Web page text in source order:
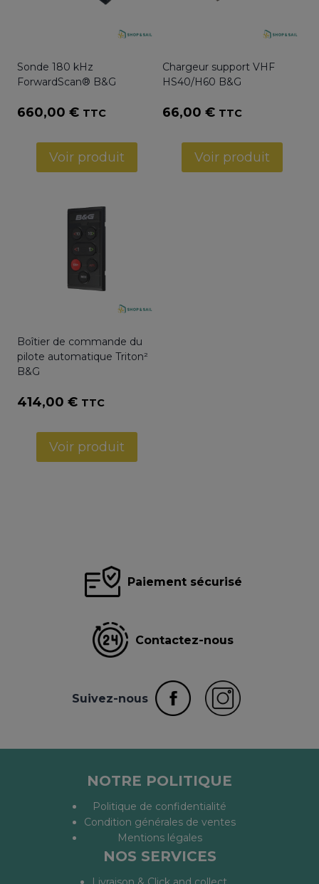
Sonde 180 kHz
ForwardScan® B&G
660,00 € TTC
Voir produit
Chargeur support VHF
HS40/H60 B&G
66,00 € TTC
Voir produit
Boîtier de commande du
pilote automatique Triton²
B&G
414,00 € TTC
Voir produit
Paiement sécurisé
Contactez-nous
Suivez-nous
NOTRE POLITIQUE
Politique de confidentialité
Condition générales de ventes
Mentions légales
NOS SERVICES